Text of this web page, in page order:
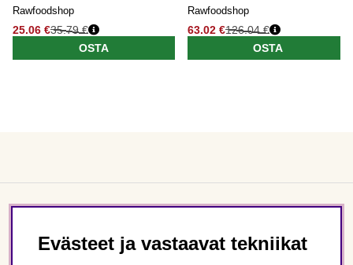
Rawfoodshop
25.06 €35.79 €
OSTA
Rawfoodshop
63.02 €126.04 €
OSTA
Evästeet ja vastaavat tekniikat